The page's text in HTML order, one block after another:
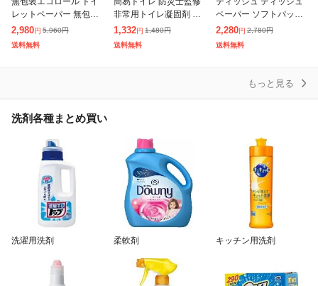
レットペーパー 無包装
エコロール 古紙 エコ
大容量 無包装エコロー
ル170m×27巻 JPノー
2,980円 5,960円
送料無料
非常用トイレ凝固剤 15
年保存 1人30日分 防災
士監修 防災グッズ 除菌
消臭 携帯トイレ 防災グ
1,332円 1,480円
送料無料
ペーパー ソフトパック
150組x5P [8個セット]
日用消耗品 家庭用 ソフ
トパックティッシュ テ
2,280円 2,780円
送料無料
もっと見る
洗剤各種まとめ買い
洗濯用洗剤 柔軟剤 キッチン用洗剤